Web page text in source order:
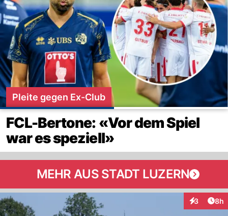
Pleite gegen Ex-Club
FCL-Bertone: «Vor dem Spiel
war es speziell»
MEHR AUS STADT LUZERN
3 8h